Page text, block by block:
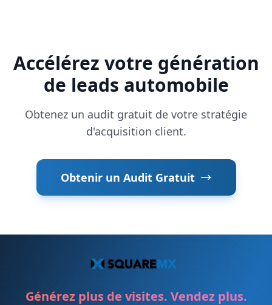
Accélérez votre génération
de leads automobile
Obtenez un audit gratuit de votre stratégie
d'acquisition client.
Obtenir un Audit Gratuit
Générez plus de visites. Vendez plus.